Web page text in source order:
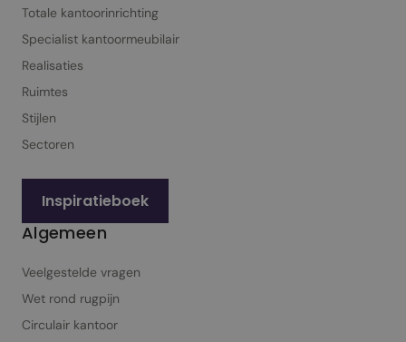
Totale kantoorinrichting
Specialist kantoor­meubilair
Realisaties
Ruimtes
Stijlen
Sectoren
Inspiratieboek
Algemeen
Veelgestelde vragen
Wet rond rugpijn
Circulair kantoor